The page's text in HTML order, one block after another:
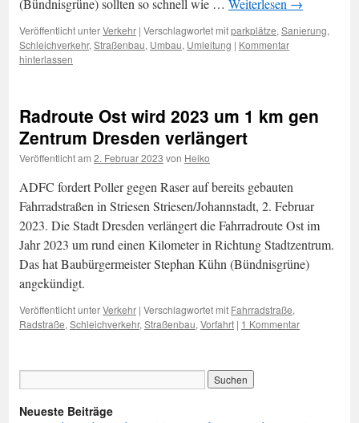
(Bündnisgrüne) sollten so schnell wie … Weiterlesen →
Veröffentlicht unterVerkehr | Verschlagwortet mitparkplätze, Sanierung,
Schleichverkehr, Straßenbau, Umbau, Umleitung | Kommentar
hinterlassen
Radroute Ost wird 2023 um 1 km gen
Zentrum Dresden verlängert
Veröffentlicht am 2. Februar 2023 von Heiko
ADFC fordert Poller gegen Raser auf bereits gebauten
Fahrradstraßen in Striesen Striesen/Johannstadt, 2. Februar
2023. Die Stadt Dresden verlängert die Fahrradroute Ost im
Jahr 2023 um rund einen Kilometer in Richtung Stadtzentrum.
Das hat Baubürgermeister Stephan Kühn (Bündnisgrüne)
angekündigt.
Veröffentlicht unterVerkehr | Verschlagwortet mit Fahrradstraße,
Radstraße, Schleichverkehr, Straßenbau, Vorfahrt | 1 Kommentar
Neueste Beiträge